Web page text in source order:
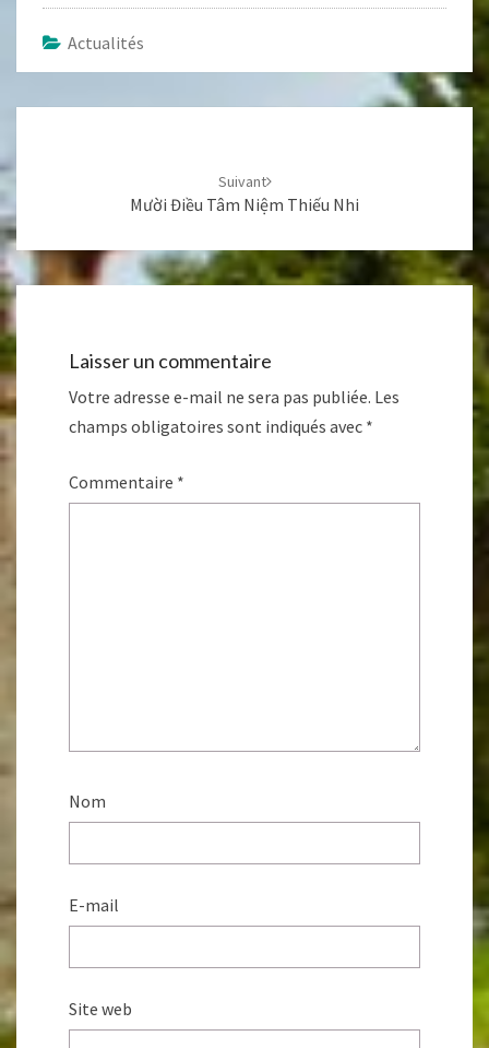
Actualités
Suivant
Mười Điều Tâm Niệm Thiếu Nhi
Laisser un commentaire
Votre adresse e-mail ne sera pas publiée. Les
champs obligatoires sont indiqués avec *
Commentaire *
Nom
E-mail
Site web